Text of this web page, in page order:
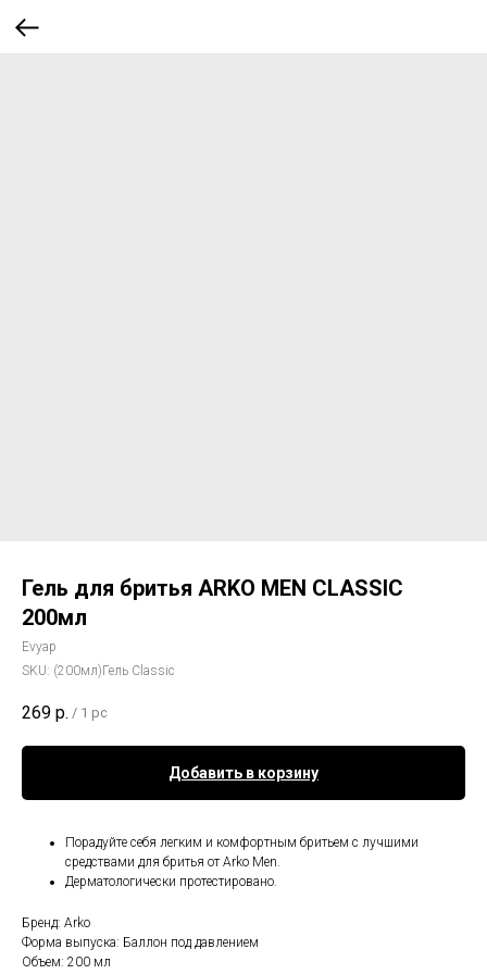
Гель для бритья ARKO MEN CLASSIC
200мл
Evyap
SKU: (200мл)Гель Classic
269 р. / 1 pc
Добавить в корзину
Порадуйте себя легким и комфортным бритьем с лучшими
средствами для бритья от Arko Men.
Дерматологически протестировано.
Бренд: Arko
Форма выпуска: Баллон под давлением
Объем: 200 мл